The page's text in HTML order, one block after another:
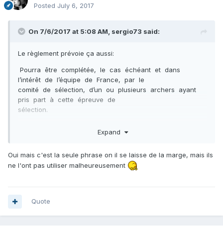
Posted July 6, 2017
On 7/6/2017 at 5:08 AM, sergio73 said:
Le règlement prévoie ça aussi:
Pourra être complétée, le cas échéant et dans
l’intérêt de l’équipe de France, par le
comité de sélection, d’un ou plusieurs archers ayant
pris part à cette épreuve de
sélection.
Le comité de sélection composera l’équipe de France en
prenant en compte les résultats
En outre, le comité de sélection saura prendre en compte
d’éventuels impondérables.
Expand
Oui mais c'est la seule phrase on il se laisse de la marge, mais ils
ne l'ont pas utiliser malheureusement
Quote